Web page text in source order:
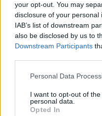
your opt-out. You may
disclosure of your
IAB’s list of downstream
also be disclosed by us to
Downstream Participants
Personal Data
I want to opt-out of
personal data.
Opted In
Ο ηθοποιός είπε:
έχετε σχέση